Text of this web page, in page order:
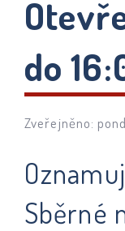
do
Zveřejněno:
Sběrné